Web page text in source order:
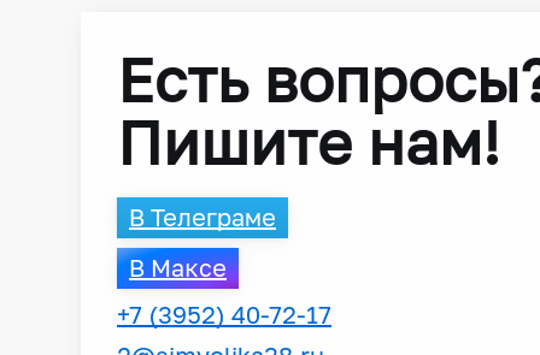
Есть
Пишите нам!
В Телеграме
В Максе
+7 (3952) 40-72-17